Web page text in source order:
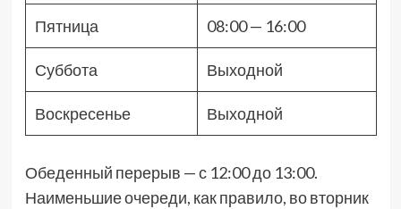
Пятница 08:00 — 16:00
Суббота Выходной
Воскресенье Выходной
Обеденный перерыв — с 12:00 до 13:00.
Наименьшие очереди, как правило, во вторник